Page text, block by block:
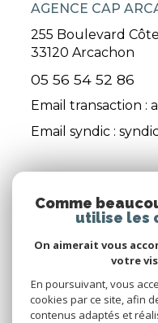
AGENCE CAP
255 Boulevard
33120 Arcachon
05 56 54 52 86
Email transaction :
Email syndic :
Comme
utilise les
On aimerait vous
votre
En poursuivant, vous
cookies par ce site, afin
contenus adaptés et